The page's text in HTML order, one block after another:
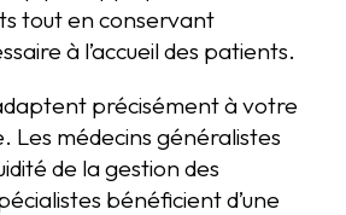
tout en conservant
à l’accueil des patients.
précisément à votre
Les médecins généralistes
de la gestion des
bénéficient d’une